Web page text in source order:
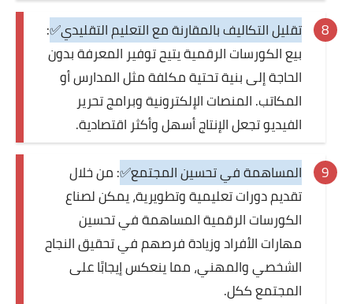
تقليل التكاليف بالمقارنة مع التعليم التقليدي✅:
بيع الكورسات الرقمية يتيح توفير المعرفة بدون
الحاجة إلى بنية تحتية مكلفة مثل المدارس أو
المكاتب. المنصات الإلكترونية وبرامج تحرير
الفيديو تجعل الإنتاج أسهل وأكثر اقتصادية.
المساهمة في تحسين المجتمع✅: من خلال
تقديم دورات تعليمية وتطويرية، يمكن لصناع
الكورسات الرقمية المساهمة في تحسين
مهارات الأفراد وزيادة فرصهم في تحقيق النجاح
الشخصي والمهني، مما ينعكس إيجابًا على
المجتمع ككل.